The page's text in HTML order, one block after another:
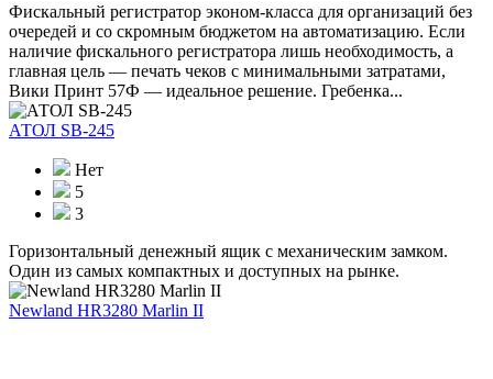
Фискальный регистратор эконом-класса для организаций без
очередей и со скромным бюджетом на автоматизацию. Если
наличие фискального регистратора лишь необходимость, а
главная цель — печать чеков с минимальными затратами,
Вики Принт 57Ф — идеальное решение. Гребенка...
АТОЛ SB-245
Нет
5
3
Горизонтальный денежный ящик с механическим замком.
Один из самых компактных и доступных на рынке.
Newland HR3280 Marlin II